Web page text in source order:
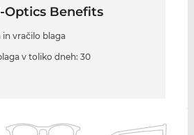
Optics Benefits
in vračilo blaga
v toliko dneh: 30